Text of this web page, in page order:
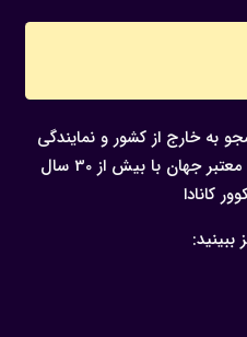
به خارج از کشور و نمایندگی
رسمی بیش از 100 دانشگاه و کالج معتبر جهان با بیش از 30 سال